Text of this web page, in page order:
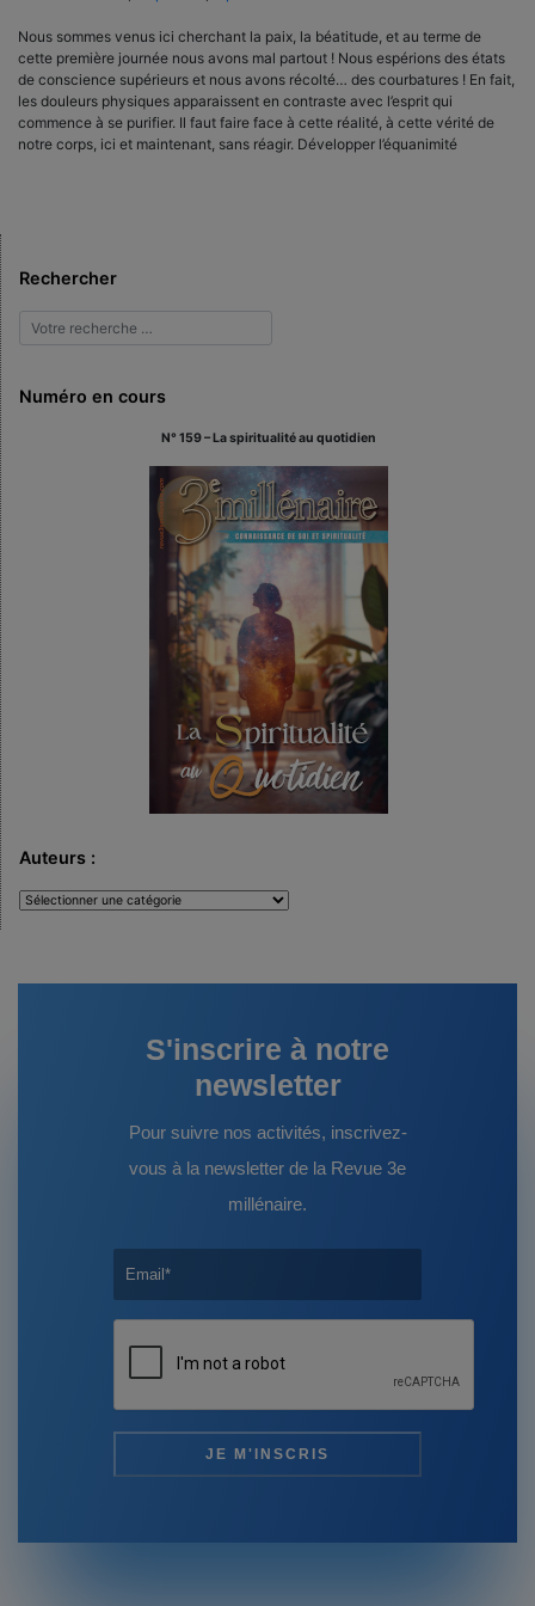
Nous sommes venus ici cherchant la paix, la béatitude, et au terme de
cette première journée nous avons mal partout ! Nous espérions des états
de conscience supérieurs et nous avons récolté… des courbatures ! En fait,
les douleurs physiques apparaissent en contraste avec l’esprit qui
commence à se purifier. Il faut faire face à cette réalité, à cette vérité de
notre corps, ici et maintenant, sans réagir. Développer l’équanimité
Rechercher
Numéro en cours
N° 159 – La spiritualité au quotidien
Auteurs :
Auteurs
:
S'inscrire à notre
newsletter
Pour suivre nos activités, inscrivez-
vous à la newsletter de la Revue 3e
millénaire.